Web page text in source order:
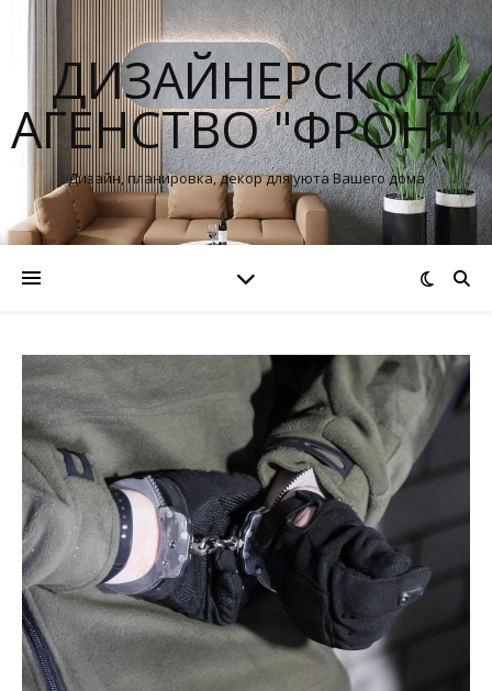
ДИЗАЙНЕРСКОЕ
АГЕНСТВО "ФРОНТ"
Дизайн, планировка, декор для уюта Вашего дома